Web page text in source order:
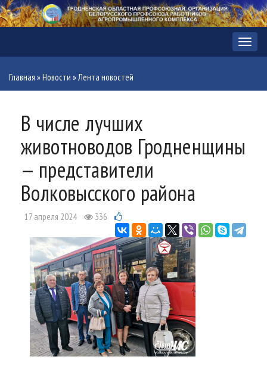
Меню
Главная »Новости »Лента новостей
В числе лучших
животноводов Гродненщины
— представители
Волковысского района
17 апреля 2024 336